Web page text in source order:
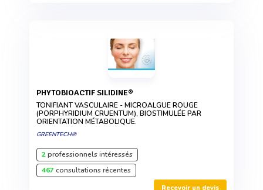
PHYTOBIOACTIF SILIDINE®
TONIFIANT VASCULAIRE - MICROALGUE ROUGE
(PORPHYRIDIUM CRUENTUM), BIOSTIMULÉE PAR
ORIENTATION MÉTABOLIQUE.
GREENTECH®
2professionnels intéressés
467consultations récentes
Recevoir un devis